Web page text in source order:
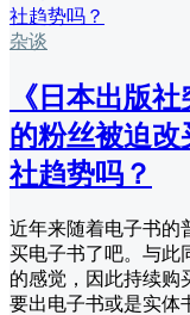
杂谈
《日本出版
的粉丝被迫改
社趋势吗？
近年来随着电子书的
买电子书了吧。与此
的感觉，因此持续购
要出电子书或是实体